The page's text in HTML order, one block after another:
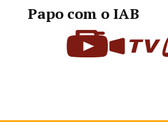
Papo com o IAB